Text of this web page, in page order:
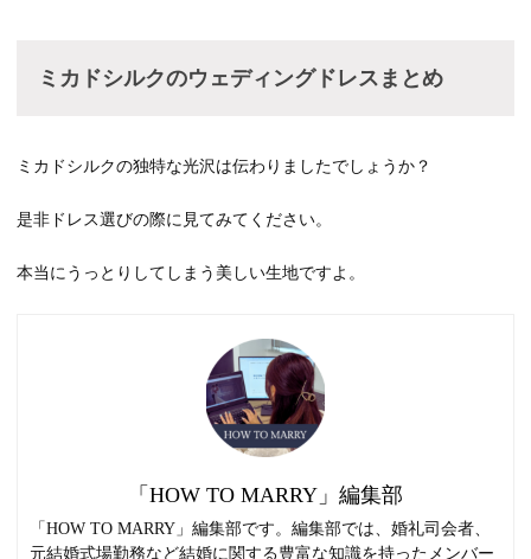
ミカドシルクのウェディングドレスまとめ
ミカドシルクの独特な光沢は伝わりましたでしょうか？
是非ドレス選びの際に見てみてください。
本当にうっとりしてしまう美しい生地ですよ。
「HOW TO MARRY」編集部
「HOW TO MARRY」編集部です。編集部では、婚礼司会者、
元結婚式場勤務など結婚に関する豊富な知識を持ったメンバー